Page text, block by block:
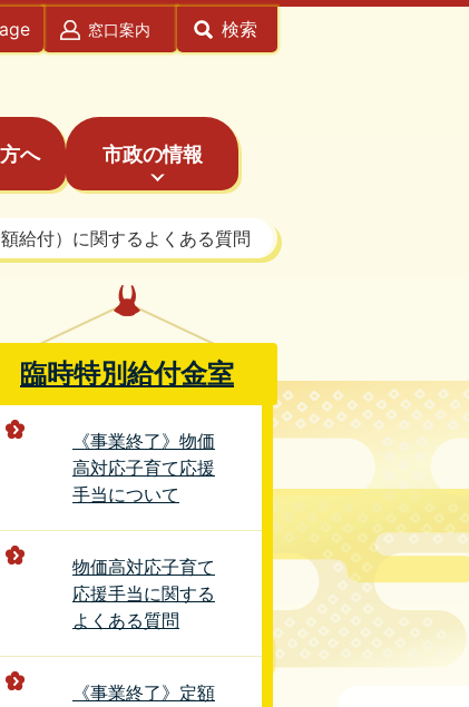
窓口案内 検索
へ 市政の情報
給付）に関するよくある質問
臨時特別給付金室
《事業終了》物価
高対応子育て応援
手当について
物価高対応子育て
応援手当に関する
よくある質問
《事業終了》定額